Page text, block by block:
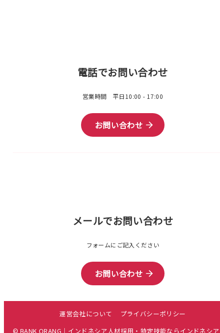
電話でお問い合わせ
営業時間 平日10:00 - 17:00
お問い合わせ
メールでお問い合わせ
フォームにご記入ください
お問い合わせ
運営会社について
プライバシーポリシー
© BANK ORANG｜インドネシア人材採用・特定技能ならインドネシ